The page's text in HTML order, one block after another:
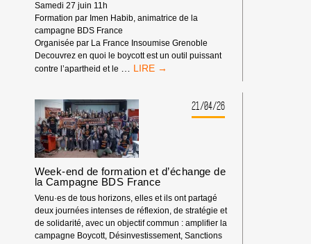
Samedi 27 juin 11h
Formation par Imen Habib, animatrice de la
campagne BDS France
Organisée par La France Insoumise Grenoble
Decouvrez en quoi le boycott est un outil puissant
contre l’apartheid et le
BOYCOTT,
PUISSANT
CONTRE
L’APARTHEID
21/04/26
Week-end de formation et d’échange de
la Campagne BDS France
Venu·es de tous horizons, elles et ils ont partagé
deux journées intenses de réflexion, de stratégie et
de solidarité, avec un objectif commun : amplifier la
campagne Boycott, Désinvestissement, Sanctions